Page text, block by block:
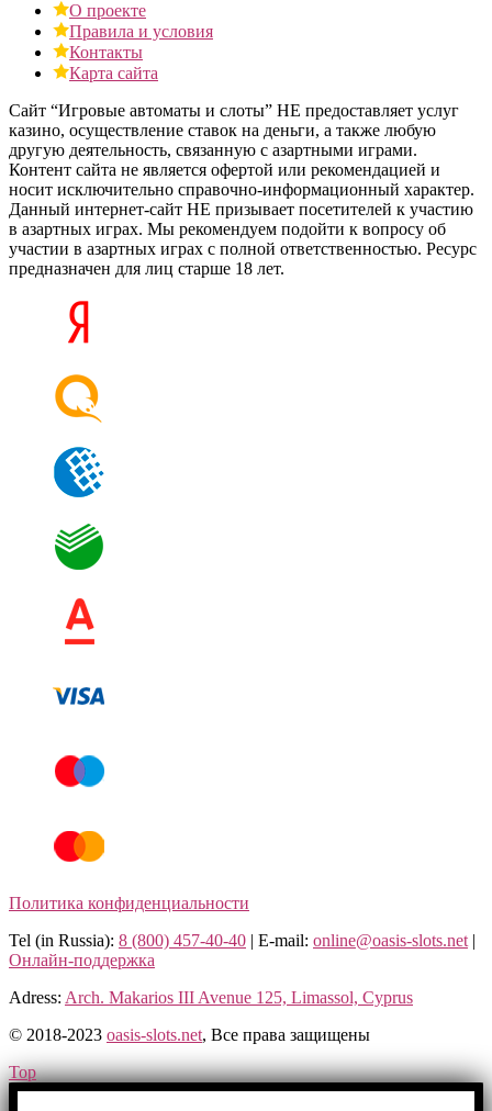
О проекте
Правила и условия
Контакты
Карта сайта
Сайт “Игровые автоматы и слоты” НЕ предоставляет услуг
казино, осуществление ставок на деньги, а также любую
другую деятельность, связанную с азартными играми.
Контент сайта не является офертой или рекомендацией и
носит исключительно справочно-информационный характер.
Данный интернет-сайт НЕ призывает посетителей к участию
в азартных играх. Мы рекомендуем подойти к вопросу об
участии в азартных играх с полной ответственностью. Ресурс
предназначен для лиц старше 18 лет.
Политика конфиденциальности
Tel (in Russia): 8 (800) 457-40-40 | E-mail: online@oasis-slots.net|
Онлайн-поддержка
Adress: Arch. Makarios III Avenue 125, Limassol, Cyprus
© 2018-2023 oasis-slots.net, Все права защищены​
Top